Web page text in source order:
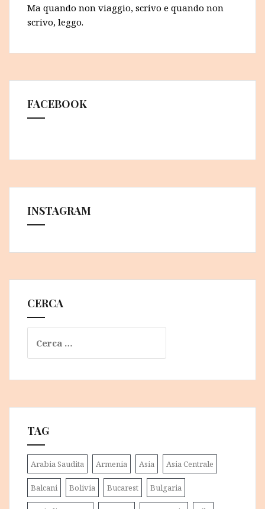
Ma quando non viaggio, scrivo e quando non
scrivo, leggo.
FACEBOOK
INSTAGRAM
CERCA
per:
TAG
Arabia Saudita Armenia Asia Asia Centrale
Balcani Bolivia Bucarest Bulgaria